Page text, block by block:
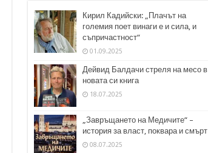
Кирил Кадийски: „Плачът на
големия поет винаги е и сила, и
съпричастност“
01.09.2025
Дейвид Балдачи стреля на месо в
новата си книга
18.07.2025
„Завръщането на Медичите“ –
история за власт, поквара и смърт
08.07.2025